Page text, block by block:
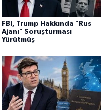
FBI, Trump Hakkında "Rus
Ajanı" Soruşturması
Yürütmüş